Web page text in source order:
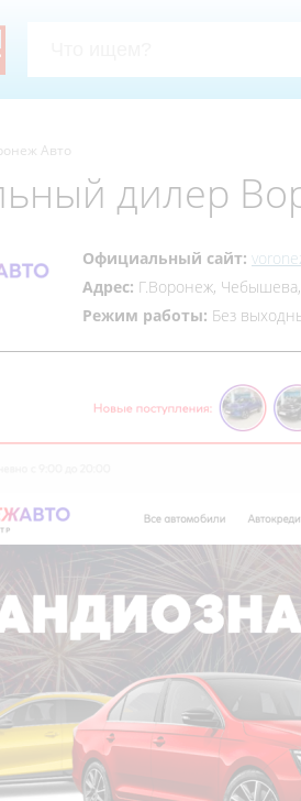
Авто
дилер
Официальный сайт:
Адрес: Г.Воронеж, Чебышева,
Режим работы: Без